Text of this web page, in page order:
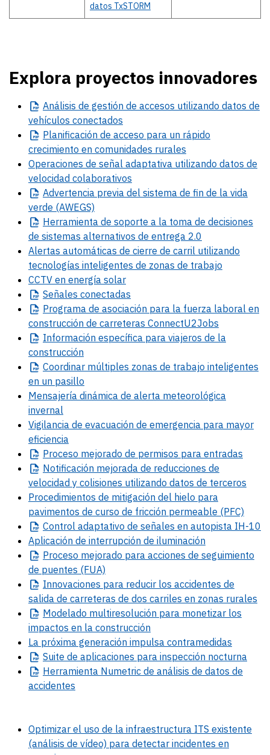
datos TxSTORM
Explora proyectos innovadores
Análisis de gestión de accesos utilizando datos de
vehículos conectados
Planificación de acceso para un rápido
crecimiento en comunidades rurales
Operaciones de señal adaptativa utilizando datos de
velocidad colaborativos
Advertencia previa del sistema de fin de la vida
verde (AWEGS)
Herramienta de soporte a la toma de decisiones
de sistemas alternativos de entrega 2.0
Alertas automáticas de cierre de carril utilizando
tecnologías inteligentes de zonas de trabajo
CCTV en energía solar
Señales conectadas
Programa de asociación para la fuerza laboral en
construcción de carreteras ConnectU2Jobs
Información específica para viajeros de la
construcción
Coordinar múltiples zonas de trabajo inteligentes
en un pasillo
Mensajería dinámica de alerta meteorológica
invernal
Vigilancia de evacuación de emergencia para mayor
eficiencia
Proceso mejorado de permisos para entradas
Notificación mejorada de reducciones de
velocidad y colisiones utilizando datos de terceros
Procedimientos de mitigación del hielo para
pavimentos de curso de fricción permeable (PFC)
Control adaptativo de señales en autopista IH-10
Aplicación de interrupción de iluminación
Proceso mejorado para acciones de seguimiento
de puentes (FUA)
Innovaciones para reducir los accidentes de
salida de carreteras de dos carriles en zonas rurales
Modelado multiresolución para monetizar los
impactos en la construcción
La próxima generación impulsa contramedidas
Suite de aplicaciones para inspección nocturna
Herramienta Numetric de análisis de datos de
accidentes
Optimizar el uso de la infraestructura ITS existente
(análisis de vídeo) para detectar incidentes en